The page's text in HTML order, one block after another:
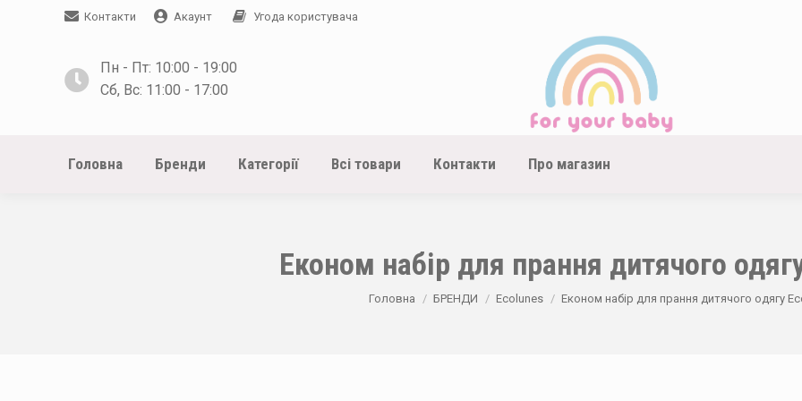
Контакти Акаунт Угода користувача
Пн - Пт: 10:00 - 19:00
Сб, Вс: 11:00 - 17:00
Головна Бренди Категорії Всі товари Контакти Про магазин
Економ набір для прання дитячого
You are here:
Головна БРЕНДИ Ecolunes Економ набір для прання дитячого одягу